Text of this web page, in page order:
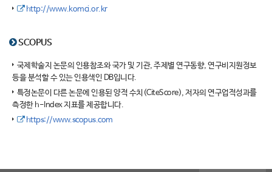
http://www.komci.or.kr
SCOPUS
국제학술지 논문의 인용참조와 국가 및 기관, 주제별 연구동향, 연구비지원정보
등을 분석할 수 있는 인용색인 DB입니다.
특정논문이 다른 논문에 인용된 양적 수치(CiteScore), 저자의 연구업적성과를
측정한 h-Index 지표를 제공합니다.
https://www.scopus.com